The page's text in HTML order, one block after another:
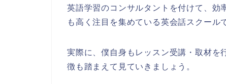
英語学習のコンサルタントを付けて、効
も高く注目を集めている英会話スクール
実際に、僕自身もレッスン受講・取材を
徴も踏まえて見ていきましょう。